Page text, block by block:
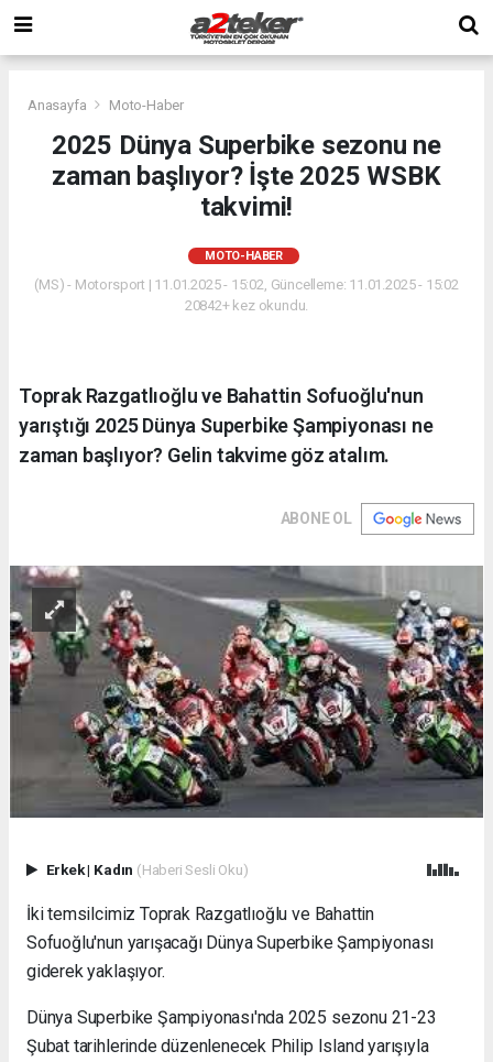
Anasayfa Moto-Haber
2025 Dünya Superbike sezonu ne
zaman başlıyor? İşte 2025 WSBK
takvimi!
MOTO-HABER
(MS) - Motorsport | 11.01.2025 - 15:02, Güncelleme: 11.01.2025 - 15:02
20842+ kez okundu.
Toprak Razgatlıoğlu ve Bahattin Sofuoğlu'nun
yarıştığı 2025 Dünya Superbike Şampiyonası ne
zaman başlıyor? Gelin takvime göz atalım.
ABONE OL
Erkek| Kadın (Haberi Sesli Oku)
İki temsilcimiz Toprak Razgatlıoğlu ve Bahattin
Sofuoğlu'nun yarışacağı Dünya Superbike Şampiyonası
giderek yaklaşıyor.
Dünya Superbike Şampiyonası'nda 2025 sezonu 21-23
Şubat tarihlerinde düzenlenecek Philip Island yarışıyla